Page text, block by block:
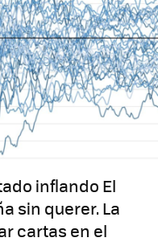
inflando El
sin querer. La
cartas en el